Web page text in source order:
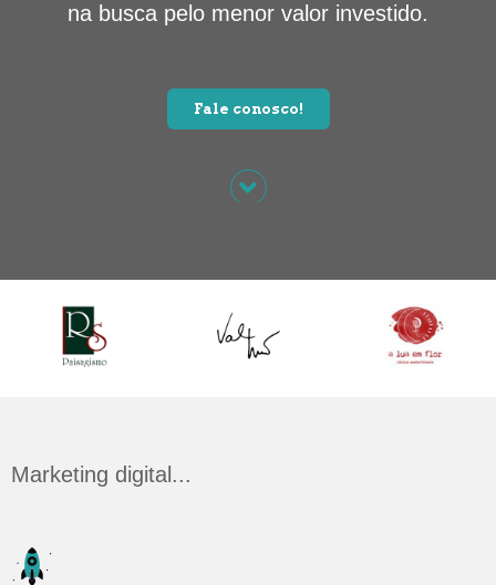
na busca pelo menor valor investido.
Fale conosco!
Marketing digital...